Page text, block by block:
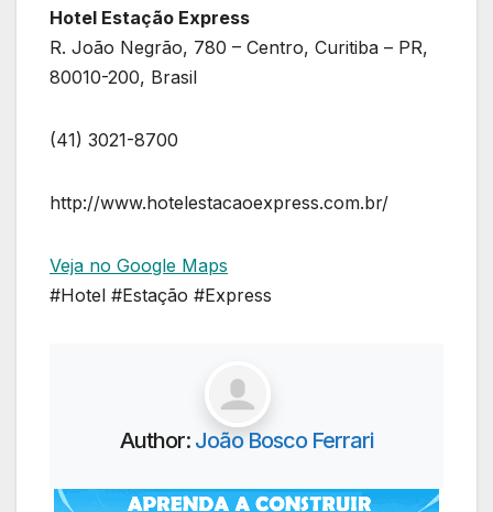
Hotel Estação Express
R. João Negrão, 780 – Centro, Curitiba – PR,
80010-200, Brasil
(41) 3021-8700
http://www.hotelestacaoexpress.com.br/
Veja no Google Maps
#Hotel #Estação #Express
Author: João Bosco Ferrari